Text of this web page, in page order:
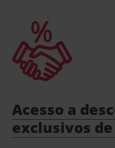
Acesso a
exclusivos